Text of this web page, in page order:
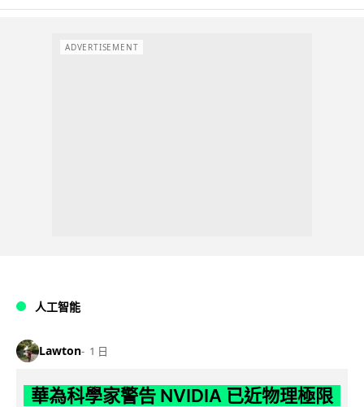
ADVERTISEMENT
人工智能
Lawton 1 日
華為科學家警告 NVIDIA 已近物理極限